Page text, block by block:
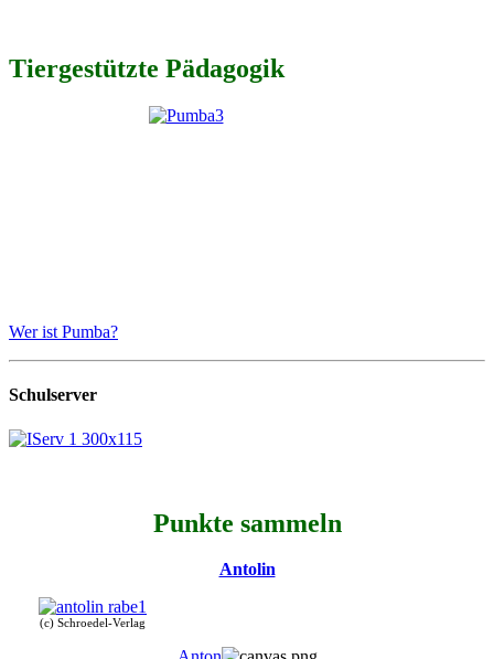
Tiergestützte Pädagogik
Wer ist Pumba?
Schulserver
Punkte sammeln
Antolin
(c) Schroedel-Verlag